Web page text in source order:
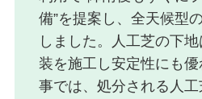
備”を提案し、全天候型
しました。人工芝の下
装を施工し安定性にも
事では、処分される人